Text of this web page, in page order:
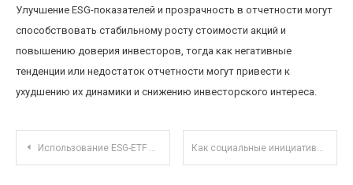
Улучшение ESG-показателей и прозрачность в отчетности могут
способствовать стабильному росту стоимости акций и
повышению доверия инвесторов, тогда как негативные
тенденции или недостаток отчетности могут привести к
ухудшению их динамики и снижению инвесторского интереса.
Навигация по записям
Использование ESG-ETF для устойчивого инвестирования в условиях глобальных климатических изменений Как социальные инициативы и социальное предпринимательство влияют на инвестиционные решения